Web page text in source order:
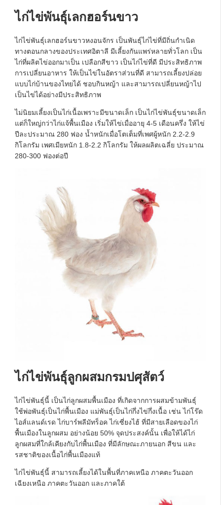
ไก่ไข่พันธุ์เลกฮอร์นขาว
ไก่ไข่พันธุ์เลกฮอร์นขาวหงอนจักร เป็นพันธุ์ไก่ไข่ที่มีถิ่นกำเนิด
ทางตอนกลางของประเทศอิตาลี มีเลี้ยงกันแพร่หลายทั่วโลก เป็น
ไก่ที่ผลิตไข่ออกมาเป็น เปลือกสีขาว เป็นไก่ไข่ที่ดี มีประสิทธิภาพ
การเปลี่ยนอาหาร ให้เป็นไข่ในอัตราส่วนที่ดี สามารถเลี้ยงปล่อย
แบบไก่บ้านของไทยได้ ชอบกินหญ้า และสามารถเปลี่ยนหญ้าไป
เป็นไข่ได้อย่างมีประสิทธิภาพ
ไม่นิยมเลี้ยงเป็นไก่เนื้อเพราะมีขนาดเล็ก เป็นไก่ไข่พันธุ์ขนาดเล็ก
แต่ก็ใหญ่กว่าไก่แจ้พื้นเมือง เริ่มให้ไข่เมื่ออายุ 4-5 เดือนครึ่ง ให้ไข่
ปีละประมาณ 280 ฟอง น้ำหนักเมื่อโตเต็มที่เพศผู้หนัก 2.2-2.9
กิโลกรัม เพศเมียหนัก 1.8-2.2 กิโลกรัม ให้ผลผลิตเฉลี่ย ประมาณ
280-300 ฟองต่อปี
ไก่ไข่พันธุ์ลูกผสมกรมปศุสัตว์
ไก่ไข่พันธุ์นี้ เป็นไก่ลูกผสมพื้นเมือง ที่เกิดจากการผสมข้ามพันธุ์
ใช้พ่อพันธุ์เป็นไก่พื้นเมือง แม่พันธุ์เป็นไก่กึ่งไข่กึ่งเนื้อ เช่น ไก่โร๊ด
ไอส์แลนด์เรด ไก่บาร์พลีมัทร็อค ไก่เซี่ยงไฮ้ ที่มีสายเลือดของไก่
พื้นเมืองในลูกผสม อย่างน้อย 50% จุดประสงค์นั้น เพื่อให้ได้ไก่
ลูกผสมที่ใกล้เคียงกับไก่พื้นเมือง ที่มีลักษณะภายนอก สีขน และ
รสชาติของเนื้อไก่พื้นเมืองแท้
ไก่ไข่พันธุ์นี้ สามารถเลี้ยงได้ในพื้นที่ภาคเหนือ ภาคตะวันออก
เฉียงเหนือ ภาคตะวันออก และภาคใต้